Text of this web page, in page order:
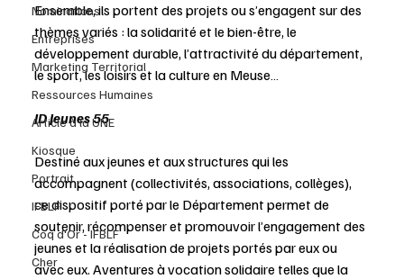
Nominations
Entreprises
Marketing Territorial
Ressources Humaines
Article à la UNE
Kiosque
Portrait
IFBLF
Coq d'Or - IFBLF
Cher
Ensemble, ils portent des projets ou s’engagent sur des
thèmes variés : la solidarité et le bien-être, le
développement durable, l’attractivité du département,
le sport, les loisirs et la culture en Meuse…
ID Jeunes 55
Destiné aux jeunes et aux structures qui les
accompagnent (collectivités, associations, collèges),
ce dispositif porté par le Département permet de
soutenir, récompenser et promouvoir l’engagement des
jeunes et la réalisation de projets portés par eux ou
avec eux. Aventures à vocation solidaire telles que la